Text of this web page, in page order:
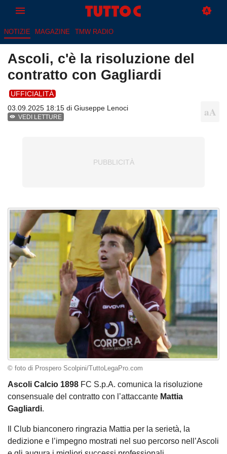
NOTIZIE MAGAZINE TMW RADIO
Ascoli, c'è la risoluzione del
contratto con Gagliardi
UFFICIALITÀ
03.09.2025 18:15 di Giuseppe Lenoci
VEDI LETTURE
© foto di Prospero Scolpini/TuttoLegaPro.com
Ascoli Calcio 1898 FC S.p.A. comunica la risoluzione
consensuale del contratto con l’attaccante Mattia
Gagliardi.
Il Club bianconero ringrazia Mattia per la serietà, la
dedizione e l’impegno mostrati nel suo percorso nell’Ascoli